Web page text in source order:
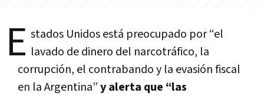
E stados Unidos está preocupado por “el
lavado de dinero del narcotráfico, la
corrupción, el contrabando y la evasión fiscal
en la Argentina”y alerta que “las